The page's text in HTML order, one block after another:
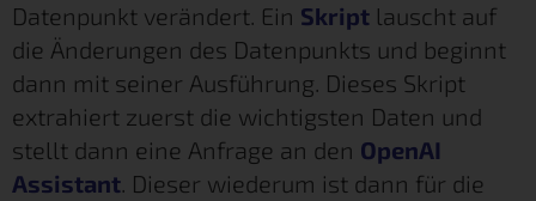
Datenpunkt verändert. Ein Skript lauscht auf
die Änderungen des Datenpunkts und beginnt
dann mit seiner Ausführung. Dieses Skript
extrahiert zuerst die wichtigsten Daten und
stellt dann eine Anfrage an den OpenAI
Assistant. Dieser wiederum ist dann für die